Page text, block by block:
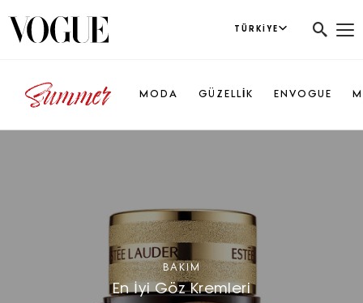
TÜRKIYE
MODA GÜZELLİK ENVOGUE
BAKIM
En İyi Göz Kremleri